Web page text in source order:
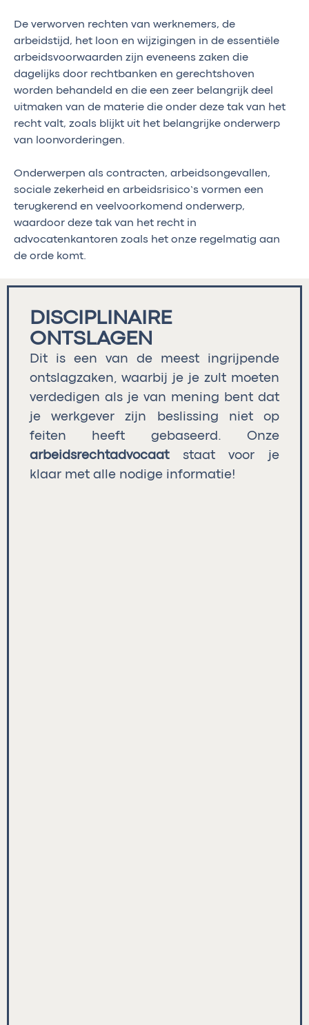
De verworven rechten van werknemers, de
arbeidstijd, het loon en wijzigingen in de essentiële
arbeidsvoorwaarden zijn eveneens zaken die
dagelijks door rechtbanken en gerechtshoven
worden behandeld en die een zeer belangrijk deel
uitmaken van de materie die onder deze tak van het
recht valt, zoals blijkt uit het belangrijke onderwerp
van loonvorderingen.
Onderwerpen als contracten, arbeidsongevallen,
sociale zekerheid en arbeidsrisico’s vormen een
terugkerend en veelvoorkomend onderwerp,
waardoor deze tak van het recht in
advocatenkantoren zoals het onze regelmatig aan
de orde komt.
DISCIPLINAIRE
ONTSLAGEN
Dit is een van de meest ingrijpende
ontslagzaken, waarbij je je zult moeten
verdedigen als je van mening bent dat
je werkgever zijn beslissing niet op
feiten heeft gebaseerd. Onze
arbeidsrechtadvocaatstaat voor je
klaar met alle nodige informatie!